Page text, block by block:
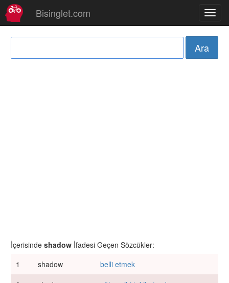
Bisinglet.com
İçerisinde shadow İfadesi Geçen Sözcükler:
1
shadow
belli etmek